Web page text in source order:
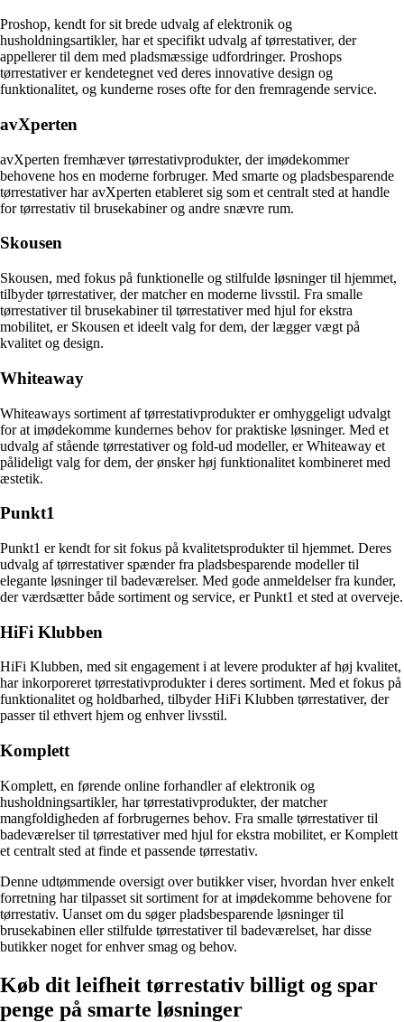
Proshop, kendt for sit brede udvalg af elektronik og
husholdningsartikler, har et specifikt udvalg af tørrestativer, der
appellerer til dem med pladsmæssige udfordringer. Proshops
tørrestativer er kendetegnet ved deres innovative design og
funktionalitet, og kunderne roses ofte for den fremragende service.
avXperten
avXperten fremhæver tørrestativprodukter, der imødekommer
behovene hos en moderne forbruger. Med smarte og pladsbesparende
tørrestativer har avXperten etableret sig som et centralt sted at handle
for tørrestativ til brusekabiner og andre snævre rum.
Skousen
Skousen, med fokus på funktionelle og stilfulde løsninger til hjemmet,
tilbyder tørrestativer, der matcher en moderne livsstil. Fra smalle
tørrestativer til brusekabiner til tørrestativer med hjul for ekstra
mobilitet, er Skousen et ideelt valg for dem, der lægger vægt på
kvalitet og design.
Whiteaway
Whiteaways sortiment af tørrestativprodukter er omhyggeligt udvalgt
for at imødekomme kundernes behov for praktiske løsninger. Med et
udvalg af stående tørrestativer og fold-ud modeller, er Whiteaway et
pålideligt valg for dem, der ønsker høj funktionalitet kombineret med
æstetik.
Punkt1
Punkt1 er kendt for sit fokus på kvalitetsprodukter til hjemmet. Deres
udvalg af tørrestativer spænder fra pladsbesparende modeller til
elegante løsninger til badeværelser. Med gode anmeldelser fra kunder,
der værdsætter både sortiment og service, er Punkt1 et sted at overveje.
HiFi Klubben
HiFi Klubben, med sit engagement i at levere produkter af høj kvalitet,
har inkorporeret tørrestativprodukter i deres sortiment. Med et fokus på
funktionalitet og holdbarhed, tilbyder HiFi Klubben tørrestativer, der
passer til ethvert hjem og enhver livsstil.
Komplett
Komplett, en førende online forhandler af elektronik og
husholdningsartikler, har tørrestativprodukter, der matcher
mangfoldigheden af forbrugernes behov. Fra smalle tørrestativer til
badeværelser til tørrestativer med hjul for ekstra mobilitet, er Komplett
et centralt sted at finde et passende tørrestativ.
Denne udtømmende oversigt over butikker viser, hvordan hver enkelt
forretning har tilpasset sit sortiment for at imødekomme behovene for
tørrestativ. Uanset om du søger pladsbesparende løsninger til
brusekabinen eller stilfulde tørrestativer til badeværelset, har disse
butikker noget for enhver smag og behov.
Køb dit leifheit tørrestativ billigt og spar
penge på smarte løsninger